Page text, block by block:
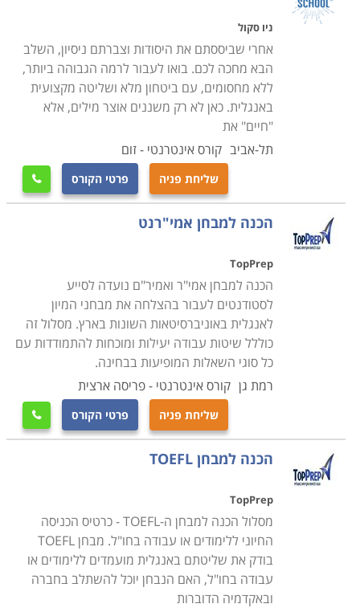
ניו סקול
אחרי שביססתם את היסודות וצברתם ניסיון, השלב
הבא מחכה לכם. בואו לעבור לרמה הגבוהה ביותר,
ללא מחסומים, עם ביטחון מלא ושליטה מקצועית
באנגלית. כאן לא רק משננים אוצר מילים, אלא
"חיים" את
תל-אביב קורס אינטרנטי - זום
שליחת פניה פרטי הקורס 
הכנה למבחן אמי"רנט
TopPrep
הכנה למבחן אמי"ר ואמיר"ם נועדה לסייע
לסטודנטים לעבור בהצלחה את מבחני המיון
לאנגלית באוניברסיטאות השונות בארץ. מסלול זה
כוללל שיטות עבודה יעילות ומוכחות להתמודדות עם
כל סוגי השאלות המופיעות בבחינה.
רמת גן קורס אינטרנטי - פריסה ארצית
שליחת פניה פרטי הקורס 
הכנה למבחן TOEFL
TopPrep
מסלול הכנה למבחן ה-TOEFL - כרטיס הכניסה
החיוני ללימודים או עבודה בחו"ל. מבחן TOEFL
בודק את שליטתם באנגלית מועמדים ללימודים או
עבודה בחו"ל, האם הנבחן יוכל להשתלב בחברה
ובאקדמיה הדוברות